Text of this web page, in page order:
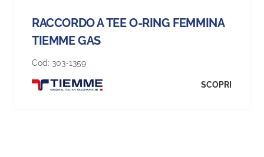
RACCORDO A TEE O-RING FEMMINA
TIEMME GAS
Cod: 303-1359
SCOPRI